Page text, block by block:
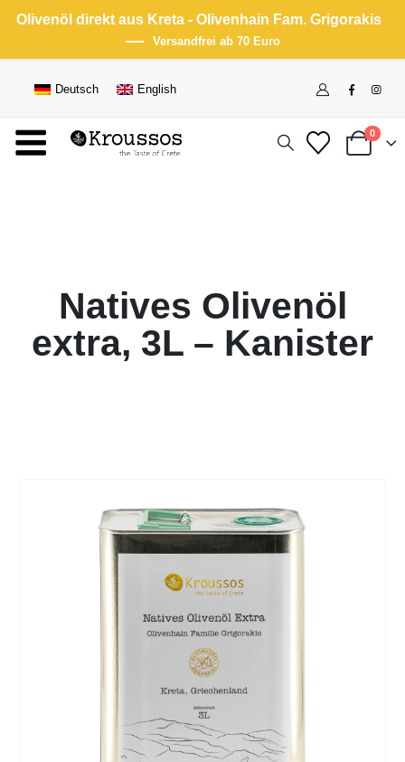
Olivenöl direkt aus Kreta - Olivenhain Fam. Grigorakis
Versandfrei ab 70 Euro
Deutsch English
0
Natives Olivenöl
extra, 3L – Kanister